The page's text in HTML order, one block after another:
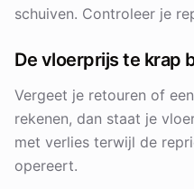
schuiven. Controleer je
De vloerprijs te krap
Vergeet je retouren of
rekenen, dan staat je
met verlies terwijl de
opereert.